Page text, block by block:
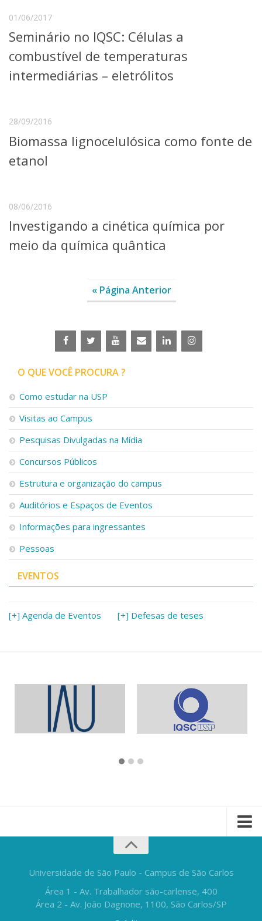
01/06/2017
Seminário no IQSC: Células a
combustível de temperaturas
intermediárias – eletrólitos
28/09/2016
Biomassa lignocelulósica como fonte de
etanol
08/06/2016
Investigando a cinética química por
meio da química quântica
« Página Anterior
O QUE VOCÊ PROCURA ?
Como estudar na USP
Visitas ao Campus
Pesquisas Divulgadas na Mídia
Concursos Públicos
Estrutura e organização do campus
Auditórios e Espaços de Eventos
Informações para ingressantes
Pessoas
EVENTOS
[+] Agenda de Eventos [+] Defesas de teses
Universidade de São Paulo - Campus de São Carlos
Área 1 - Av. Trabalhador são-carlense, 400
Área 2 - Av. João Dagnone, 1100, São Carlos/SP